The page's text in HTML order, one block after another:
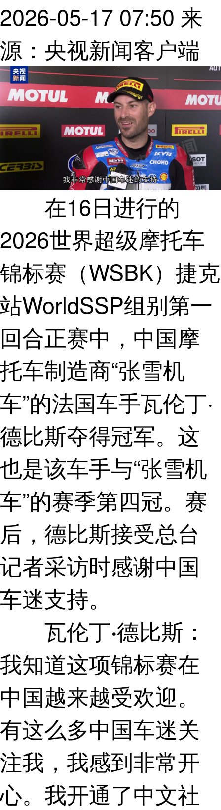
2026-05-17 07:50 来
源：央视新闻客户端
在16日进行的
2026世界超级摩托车
锦标赛（WSBK）捷克
站WorldSSP组别第一
回合正赛中，中国摩
托车制造商“张雪机
车”的法国车手瓦伦丁·
德比斯夺得冠军。这
也是该车手与“张雪机
车”的赛季第四冠。赛
后，德比斯接受总台
记者采访时感谢中国
车迷支持。
瓦伦丁·德比斯：
我知道这项锦标赛在
中国越来越受欢迎。
有这么多中国车迷关
注我，我感到非常开
心。我开通了中文社